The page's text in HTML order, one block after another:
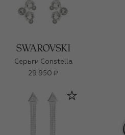
Серьги Constella
29 950 ₽